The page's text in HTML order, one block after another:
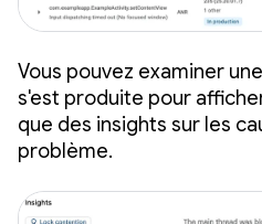
Vous pouvez examiner
s'est produite pour
que des insights sur les
problème.